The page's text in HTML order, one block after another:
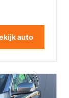
auto